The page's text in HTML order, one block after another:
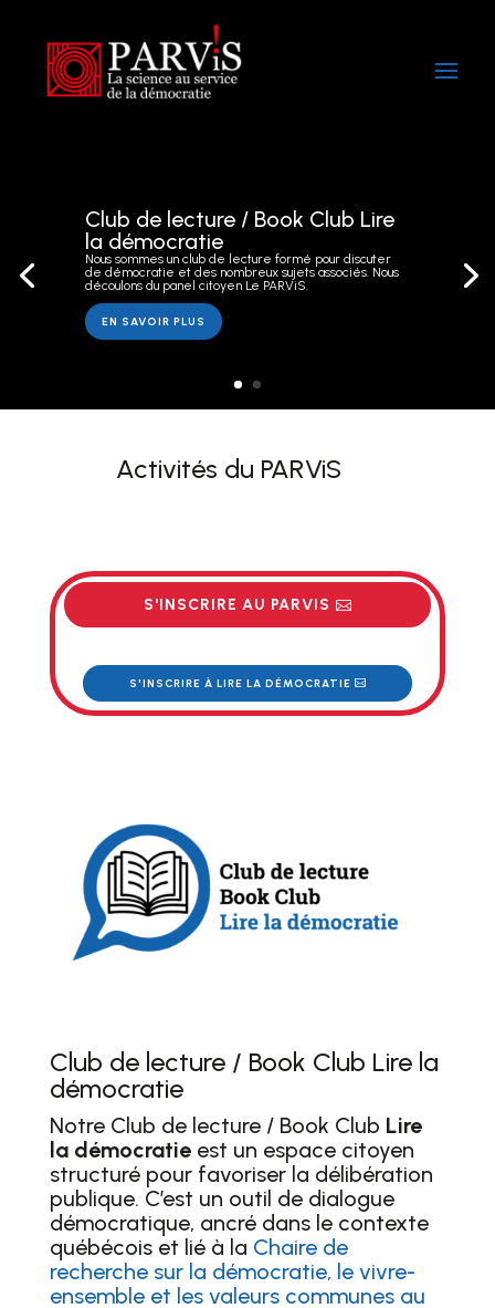
Club de lecture / Book Club Lire
la démocratie
Nous sommes un club de lecture formé pour discuter
de démocratie et des nombreux sujets associés. Nous
découlons du panel citoyen Le PARViS.
EN SAVOIR PLUS
Activités du PARViS
S'INSCRIRE AU PARVIS
S'INSCRIRE À LIRE LA DÉMOCRATIE
Club de lecture / Book Club Lire la
démocratie
Notre Club de lecture / Book Club Lire
la démocratieest un espace citoyen
structuré pour favoriser la délibération
publique. C’est un outil de dialogue
démocratique, ancré dans le contexte
québécois et lié à la Chaire de
recherche sur la démocratie, le vivre-
ensemble et les valeurs communes au
Courriel
Courriel